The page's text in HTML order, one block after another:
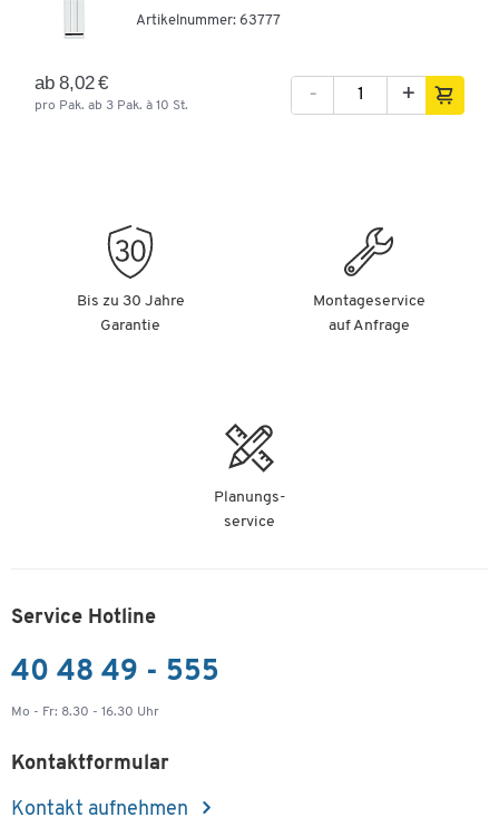
Artikelnummer: 63777
ab 8,02 €
pro Pak. ab 3 Pak. à 10 St.
- +
Bis zu 30 Jahre
Garantie
Montageservice
auf Anfrage
Planungs-
service
Service Hotline
40 48 49 - 555
Mo - Fr: 8.30 - 16.30 Uhr
Kontaktformular
Kontakt aufnehmen